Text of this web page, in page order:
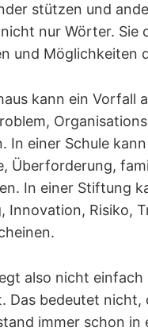
stützen und
nur Wörter. Sie
und Möglichkeiten
kann ein Vorfall
In einer Schule
Überforderung,
In einer Stiftung
Innovation, Risiko,
also nicht
Das bedeutet nicht,
immer schon